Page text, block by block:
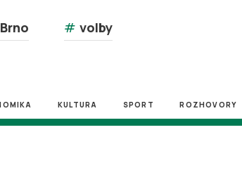
Brno # volby
KULTURA SPORT ROZHOVORY